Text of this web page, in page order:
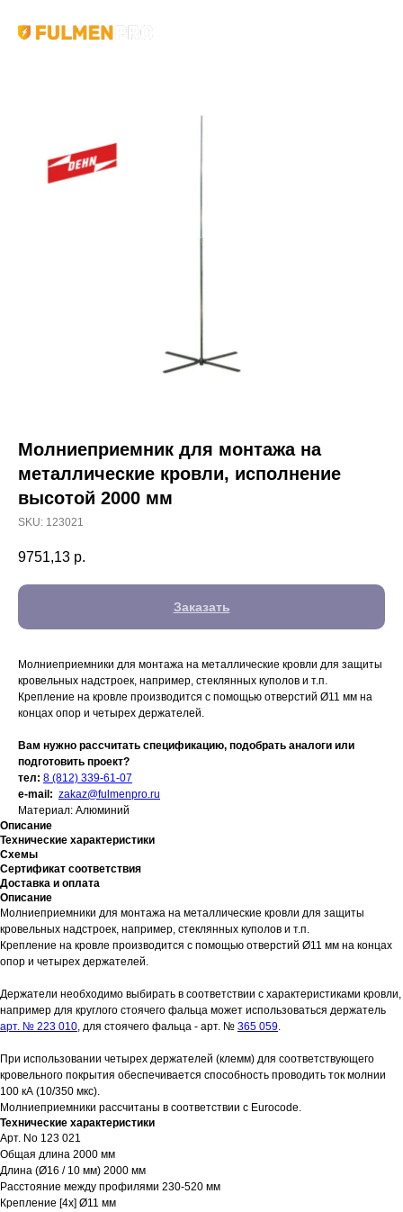
Молниеприемник для монтажа на
металлические кровли, исполнение
высотой 2000 мм
SKU: 123021
9751,13 р.
Заказать
Молниеприемники для монтажа на металлические кровли для защиты
кровельных надстроек, например, стеклянных куполов и т.п.
Крепление на кровле производится с помощью отверстий Ø11 мм на
концах опор и четырех держателей.
Вам нужно рассчитать спецификацию, подобрать аналоги или
подготовить проект?
тел: 8 (812) 339-61-07
e-mail: zakaz@fulmenpro.ru
Материал: Алюминий
Описание
Технические характеристики
Схемы
Сертификат соответствия
Доставка и оплата
Описание
Молниеприемники для монтажа на металлические кровли для защиты
кровельных надстроек, например, стеклянных куполов и т.п.
Крепление на кровле производится с помощью отверстий Ø11 мм на концах
опор и четырех держателей.
Держатели необходимо выбирать в соответствии с характеристиками кровли,
например для круглого стоячего фальца может использоваться держатель
арт. № 223 010, для стоячего фальца - арт. № 365 059.
При использовании четырех держателей (клемм) для соответствующего
кровельного покрытия обеспечивается способность проводить ток молнии
100 кА (10/350 мкс).
Молниеприемники рассчитаны в соответствии с Eurocode.
Технические характеристики
Арт. No 123 021
Общая длина 2000 мм
Длина (Ø16 / 10 мм) 2000 мм
Расстояние между профилями 230-520 мм
Крепление [4x] Ø11 мм